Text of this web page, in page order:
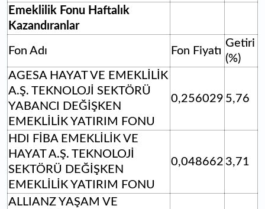
Emeklilik Fonu Haftalık
Kazandıranlar
Fon Adı Fon Fiyatı
Getiri
(%)
AGESA HAYAT VE EMEKLİLİK
A.Ş. TEKNOLOJİ SEKTÖRÜ
YABANCI DEĞİŞKEN
EMEKLİLİK YATIRIM FONU
0,256029 5,76
HDI FİBA EMEKLİLİK VE
HAYAT A.Ş. TEKNOLOJİ
SEKTÖRÜ DEĞİŞKEN
EMEKLİLİK YATIRIM FONU
0,048662 3,71
ALLIANZ YAŞAM VE